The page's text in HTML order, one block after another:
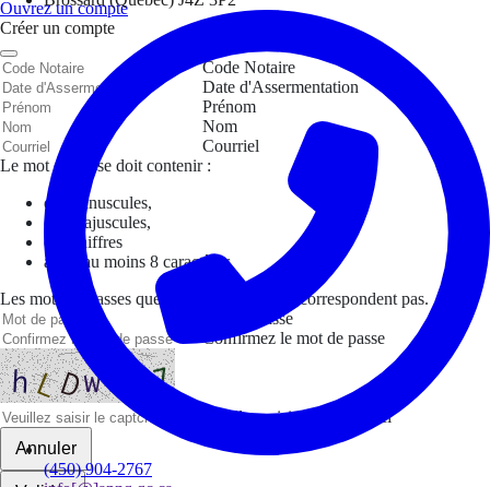
(450) 904-2767
Ouvrez un compte
Créer un compte
Code Notaire
Date d'Assermentation
Prénom
Nom
Courriel
Le mot de passe doit contenir :
des minuscules,
des majuscules,
des chiffres
avoir au moins 8 caractères
Les mots de passes que vous avez saisis ne correspondent pas.
Mot de passe
Confirmez le mot de passe
Veuillez saisir le captcha ici
Annuler